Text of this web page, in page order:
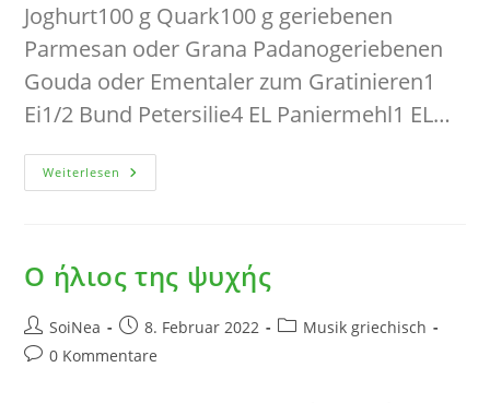
Joghurt100 g Quark100 g geriebenen
Parmesan oder Grana Padanogeriebenen
Gouda oder Ementaler zum Gratinieren1
Ei1/2 Bund Petersilie4 EL Paniermehl1 EL…
Weiterlesen Blätterteig
Mit
Ο ήλιος της ψυχής
Beitrags-
Autor:
SoiNea
Beitrag
veröffentlicht:
8. Februar 2022
Beitrags-
Musik griechisch
Beitrags-
0 Kommentare